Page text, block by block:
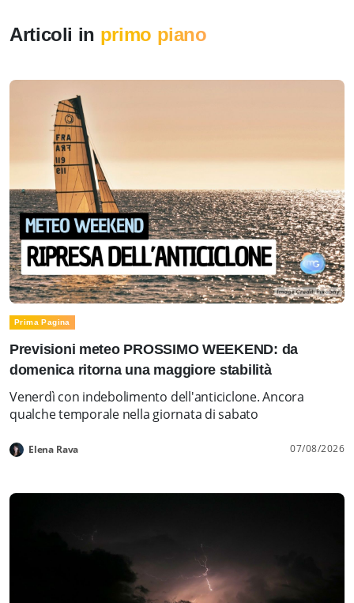
Articoli in primo piano
Prima Pagina
Previsioni meteo PROSSIMO WEEKEND: da
domenica ritorna una maggiore stabilità
Venerdì con indebolimento dell'anticiclone. Ancora
qualche temporale nella giornata di sabato
Elena Rava 07/08/2026